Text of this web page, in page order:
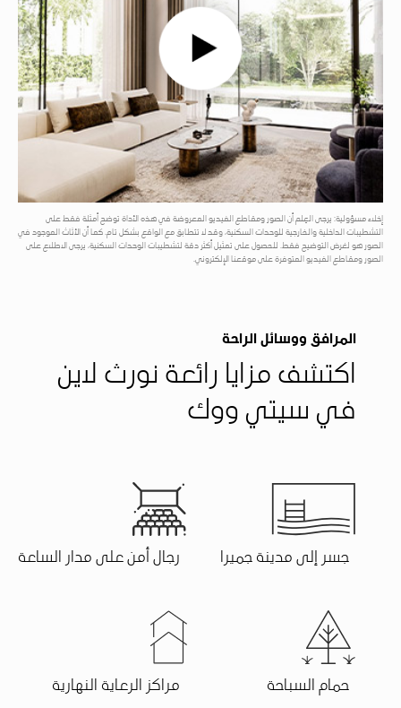
إخلاء مسؤولية: يرجى العِلم أن الصور ومقاطع الفيديو المعروضة في هذه الأداة توضح أمثلة فقط على
التشطيبات الداخلية والخارجية للوحدات السكنية، وقد لا تتطابق مع الواقع بشكل تام. كما أن الأثاث الموجود في
الصور هو لغرض التوضيح فقط. للحصول على تمثيل أكثر دقة لتشطيبات الوحدات السكنية، يرجى الاطلاع على
الصور ومقاطع الفيديو المتوفرة على موقعنا الإلكتروني.
المرافق ووسائل الراحة
اكتشف مزايا رائعة نورث لاين
في سيتي ووك
جسر إلى مدينة جميرا رجال أمن على مدار الساعة
حمام السباحة مراكز الرعاية النهارية